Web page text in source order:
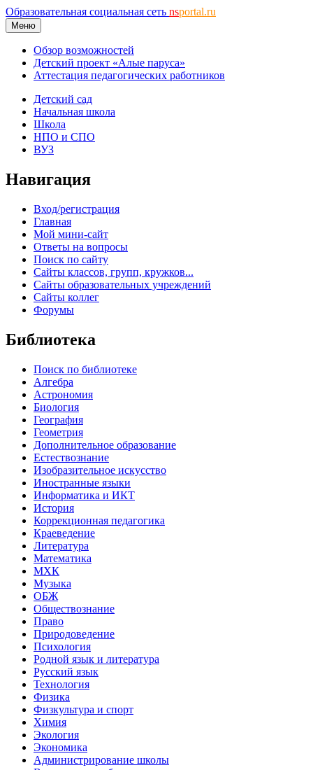
Образовательная социальная сеть nsportal.ru
Меню
Обзор возможностей
Детский проект «Алые паруса»
Аттестация педагогических работников
Детский сад
Начальная школа
Школа
НПО и СПО
ВУЗ
Навигация
Вход/регистрация
Главная
Мой мини-сайт
Ответы на вопросы
Поиск по сайту
Сайты классов, групп, кружков...
Сайты образовательных учреждений
Сайты коллег
Форумы
Библиотека
Поиск по библиотеке
Алгебра
Астрономия
Биология
География
Геометрия
Дополнительное образование
Естествознание
Изобразительное искусство
Иностранные языки
Информатика и ИКТ
История
Коррекционная педагогика
Краеведение
Литература
Математика
МХК
Музыка
ОБЖ
Обществознание
Право
Природоведение
Психология
Родной язык и литература
Русский язык
Технология
Физика
Физкультура и спорт
Химия
Экология
Экономика
Администрирование школы